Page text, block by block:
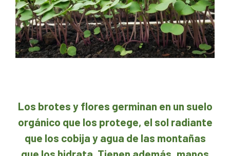
Los brotes y flores germinan en un suelo
orgánico que los protege, el sol radiante
que los cobija y agua de las montañas